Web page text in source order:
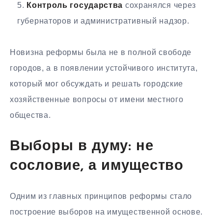
Контроль государства сохранялся через
губернаторов и административный надзор.
Новизна реформы была не в полной свободе
городов, а в появлении устойчивого института,
который мог обсуждать и решать городские
хозяйственные вопросы от имени местного
общества.
Выборы в думу: не
сословие, а имущество
Одним из главных принципов реформы стало
построение выборов на имущественной основе.